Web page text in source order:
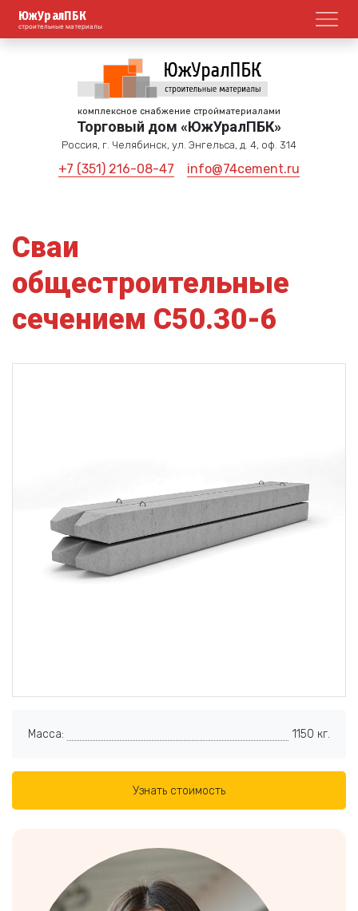
ЮжУралПБК
строительные материалы
комплексное снабжение стройматериалами
Торговый дом «ЮжУралПБК»
Россия, г. Челябинск, ул. Энгельса, д. 4, оф. 314
+7 (351) 216-08-47 info@74cement.ru
Сваи
общестроительные
сечением С50.30-6
Масса: 1150 кг.
Узнать стоимость